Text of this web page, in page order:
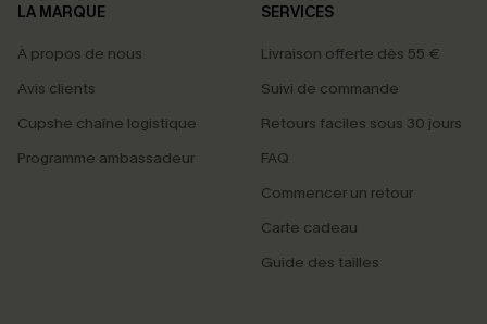
LA MARQUE
À propos de nous
Avis clients
Cupshe chaîne logistique
Programme ambassadeur
SERVICES
Livraison offerte dès 55 €
Suivi de commande
Retours faciles sous 30 jours
FAQ
Commencer un retour
Carte cadeau
Guide des tailles